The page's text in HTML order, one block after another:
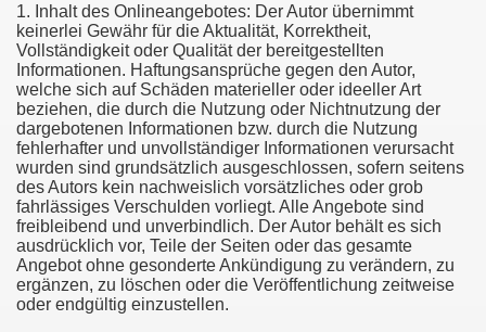
1. Inhalt des Onlineangebotes: Der Autor übernimmt
keinerlei Gewähr für die Aktualität, Korrektheit,
Vollständigkeit oder Qualität der bereitgestellten
Informationen. Haftungsansprüche gegen den Autor,
welche sich auf Schäden materieller oder ideeller Art
beziehen, die durch die Nutzung oder Nichtnutzung der
dargebotenen Informationen bzw. durch die Nutzung
fehlerhafter und unvollständiger Informationen verursacht
wurden sind grundsätzlich ausgeschlossen, sofern seitens
des Autors kein nachweislich vorsätzliches oder grob
fahrlässiges Verschulden vorliegt. Alle Angebote sind
freibleibend und unverbindlich. Der Autor behält es sich
ausdrücklich vor, Teile der Seiten oder das gesamte
Angebot ohne gesonderte Ankündigung zu verändern, zu
ergänzen, zu löschen oder die Veröffentlichung zeitweise
oder endgültig einzustellen.